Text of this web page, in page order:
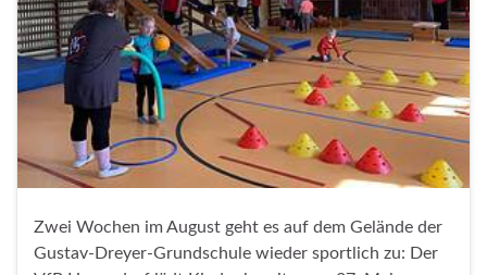
Zwei Wochen im August geht es auf dem Gelände der
Gustav-Dreyer-Grundschule wieder sportlich zu: Der